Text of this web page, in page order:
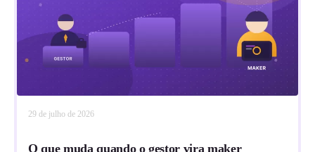
29 de julho de 2026
O que muda quando o gestor vira maker